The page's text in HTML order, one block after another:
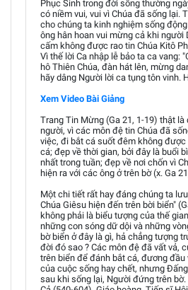
Phục Sinh trong đời sống thường
có niềm vui, vui vì Chúa đã sống lại.
cho chúng ta kinh nghiệm sống
ông hân hoan vui mừng cả khi người
cấm không được rao tin Chúa Kitô
Vì thế lời Ca nhập lễ bảo ta ca vang:
hô Thiên Chúa, đàn hát lên, mừng
hãy dâng Người lời ca tụng tôn vinh.
Xem Video Bài Giảng
Trang Tin Mừng (Ga 21, 1-19) thật là
người, vì các môn đệ tin Chúa đã
việc, đi bắt cá suốt đêm không
cá; đẹp về thời gian, bởi đây là buổi
nhất trong tuần; đẹp về nơi chốn vì
hiện ra với các ông ở trên bờ (x. Ga
Một chi tiết rất hay đáng chúng ta
Chúa Giêsu hiện đến trên bời biển"
không phải là biểu tượng của thế
những con sóng dữ dội và những
bờ biển ở đây là gì, hả chẳng tượng
đời đó sao ? Các môn đệ đã vất vả,
trên biển để đánh bắt cá, đương
của cuộc sống hay chết, nhưng
sau khi sống lại, Người đứng trên